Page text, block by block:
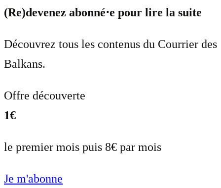
(Re)devenez abonné⋅e pour lire la suite
Découvrez tous les contenus du Courrier des
Balkans.
Offre découverte
1€
le premier mois puis 8€ par mois
Je m'abonne